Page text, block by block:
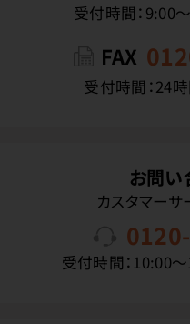
受付時間：9:00
FAX
受付時間：24
お問い
カスタマーサ
受付時間：10:00